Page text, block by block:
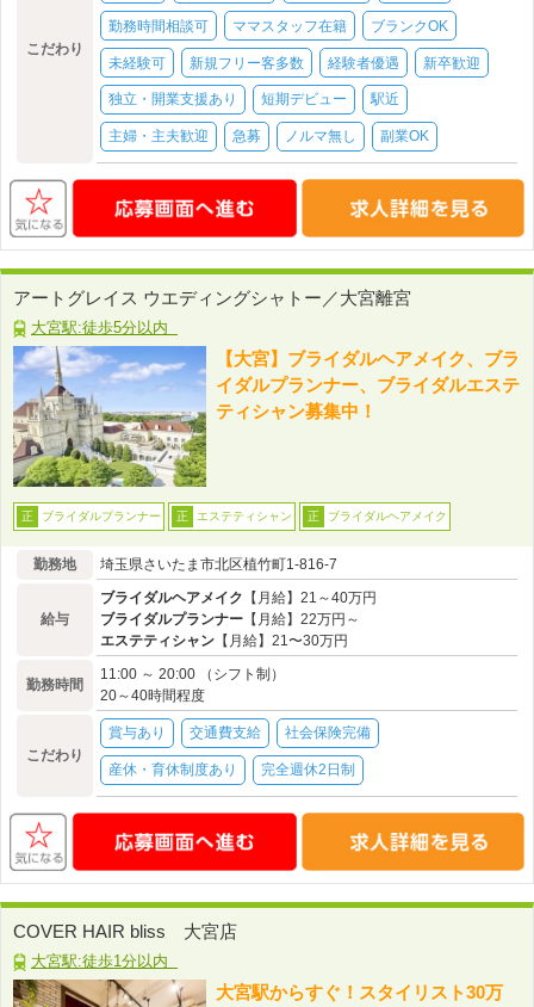
こだわり
勤務時間相談可 ママスタッフ在籍 ブランクOK
未経験可 新規フリー客多数 経験者優遇 新卒歓迎
独立・開業支援あり 短期デビュー 駅近
主婦・主夫歓迎 急募 ノルマ無し 副業OK
アートグレイス ウエディングシャトー／大宮離宮
大宮駅:徒歩5分以内
【大宮】ブライダルヘアメイク、ブラ
イダルプランナー、ブライダルエステ
ティシャン募集中！
正 ブライダルプランナー 正 エステティシャン 正 ブライダルヘアメイク
勤務地 埼玉県さいたま市北区植竹町1-816-7
給与
ブライダルヘアメイク 【月給】21～40万円
ブライダルプランナー 【月給】22万円～
エステティシャン 【月給】21〜30万円
勤務時間
11:00 ～ 20:00 （シフト制）
20～40時間程度
こだわり
賞与あり 交通費支給 社会保険完備
産休・育休制度あり 完全週休2日制
COVER HAIR bliss 大宮店
大宮駅:徒歩1分以内
大宮駅からすぐ！スタイリスト30万